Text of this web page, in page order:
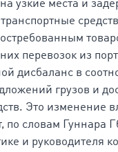
узкие места и
перевозок из
дисбаланс в
грузов и
Это изменение
по словам Гуннара
и руководителя